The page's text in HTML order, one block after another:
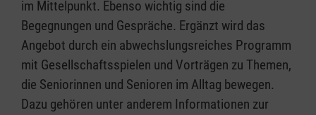
im Mittelpunkt. Ebenso wichtig sind die
Begegnungen und Gespräche. Ergänzt wird das
Angebot durch ein abwechslungsreiches Programm
mit Gesellschaftsspielen und Vorträgen zu Themen,
die Seniorinnen und Senioren im Alltag bewegen.
Dazu gehören unter anderem Informationen zur